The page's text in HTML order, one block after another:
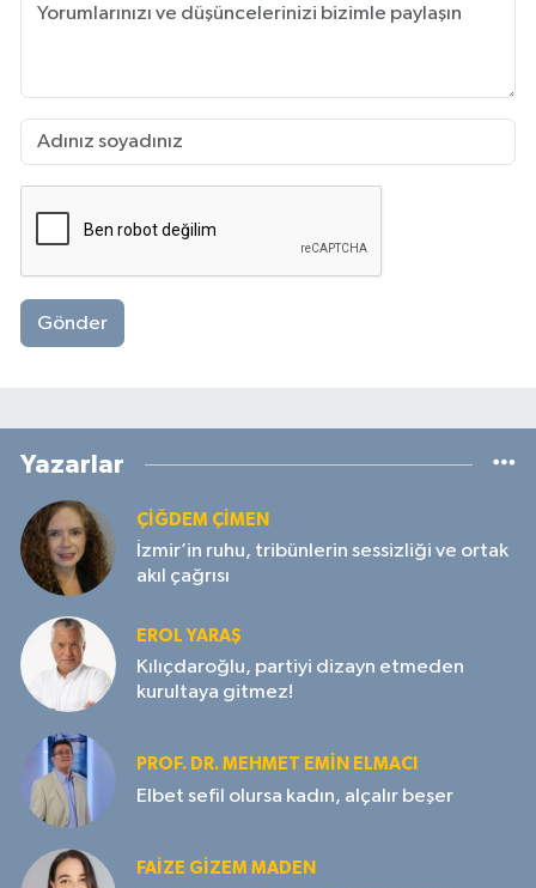
Gönder
Yazarlar
ÇIĞDEM ÇIMEN
İzmir’in ruhu, tribünlerin sessizliği ve ortak
akıl çağrısı
EROL YARAŞ
Kılıçdaroğlu, partiyi dizayn etmeden
kurultaya gitmez!
PROF. DR. MEHMET EMIN ELMACI
Elbet sefil olursa kadın, alçalır beşer
FAIZE GIZEM MADEN